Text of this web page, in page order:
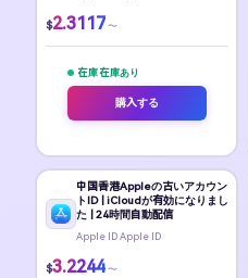
$2.3117 〜
在庫 在庫あり
購入する
中国香港Appleの古いアカウン
トID | iCloudが有効になりまし
た | 24時間自動配信
Apple ID Apple ID
$3.2244 〜